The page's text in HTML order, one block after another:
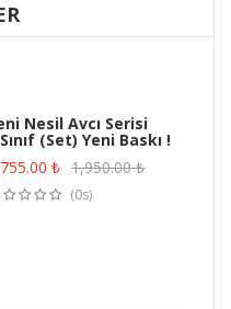
Nesil Avcı Serisi
(Set) Yeni Baskı !
₺ 1,950.00₺
(0s)